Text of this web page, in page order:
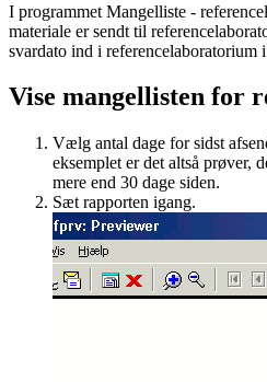
I programmet Mangelliste -
materiale er sendt til
svardato ind i referencelaboratorium
Vise mangellisten for
Vælg antal dage for sidst
eksemplet er det altså prøver,
mere end 30 dage siden.
Sæt rapporten igang.